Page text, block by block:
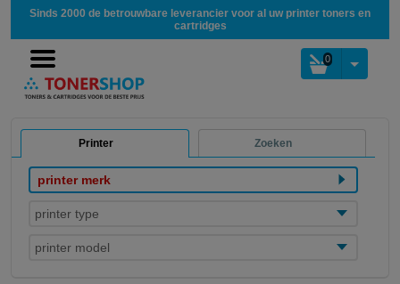
Sinds 2000 de betrouwbare leverancier voor al uw printer toners en
cartridges
0
Printer Zoeken
printer merk
printer type
printer model